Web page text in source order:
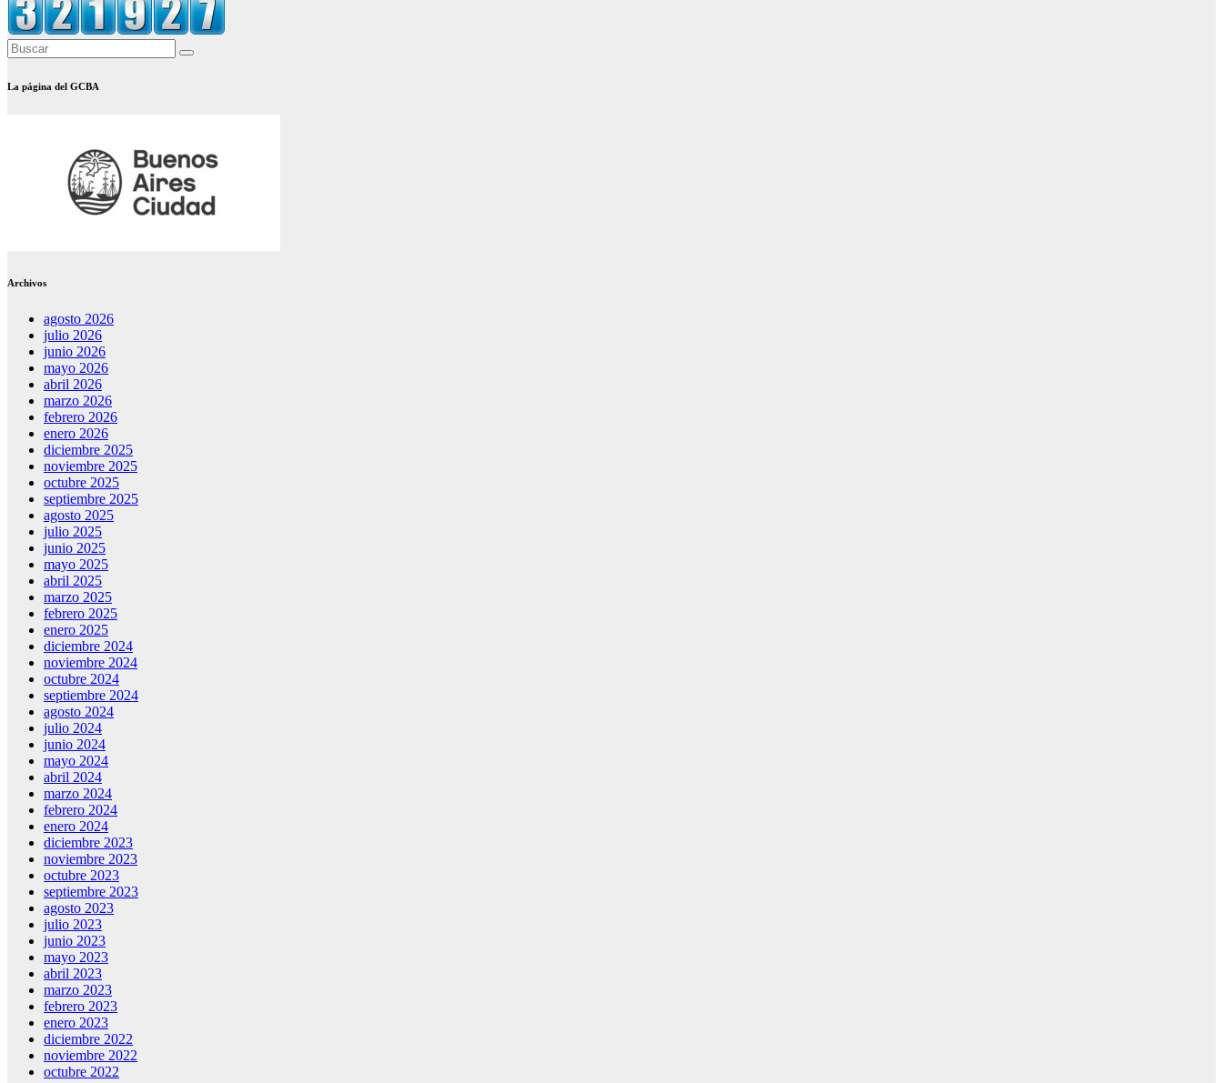
La página del GCBA
Archivos
agosto 2026
julio 2026
junio 2026
mayo 2026
abril 2026
marzo 2026
febrero 2026
enero 2026
diciembre 2025
noviembre 2025
octubre 2025
septiembre 2025
agosto 2025
julio 2025
junio 2025
mayo 2025
abril 2025
marzo 2025
febrero 2025
enero 2025
diciembre 2024
noviembre 2024
octubre 2024
septiembre 2024
agosto 2024
julio 2024
junio 2024
mayo 2024
abril 2024
marzo 2024
febrero 2024
enero 2024
diciembre 2023
noviembre 2023
octubre 2023
septiembre 2023
agosto 2023
julio 2023
junio 2023
mayo 2023
abril 2023
marzo 2023
febrero 2023
enero 2023
diciembre 2022
noviembre 2022
octubre 2022